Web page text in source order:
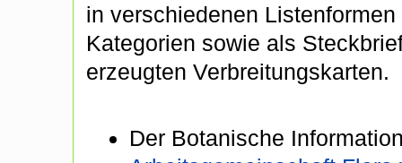
in verschiedenen
Kategorien sowie als
erzeugten Verbreitungskarten.
Der Botanische